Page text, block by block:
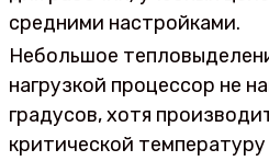
средними настройками.
Небольшое
нагрузкой процессор не
градусов, хотя
критической